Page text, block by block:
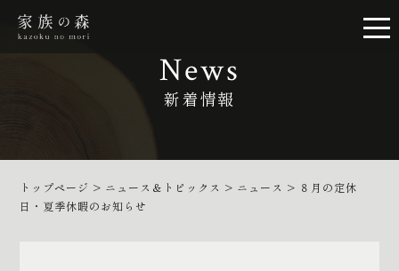
News
新着情報
トップページ > ニュース＆トピックス > ニュース > ８月の定休
日・夏季休暇のお知らせ